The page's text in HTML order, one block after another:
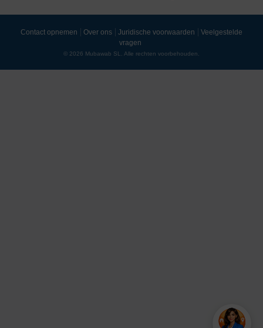
Contact opnemen Over ons Juridische voorwaarden
Veelgestelde
vragen
© 2026 Mubawab SL. Alle rechten voorbehouden.